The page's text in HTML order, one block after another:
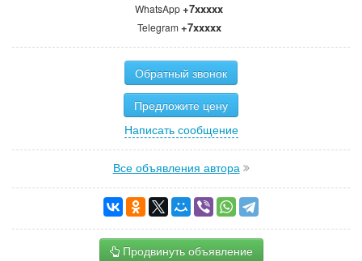
WhatsApp+7xxxxx
Telegram +7xxxxx
Обратный звонок
Предложите цену
Написать сообщение
Все объявления автора
Продвинуть объявление